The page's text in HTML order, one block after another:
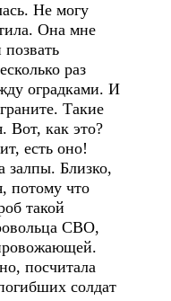
Не могу
Она мне
раз
оградками. И
Такие
Вот, как это?
есть оно!
залпы. Близко,
потому что
такой
СВО,
посчитала
солдат